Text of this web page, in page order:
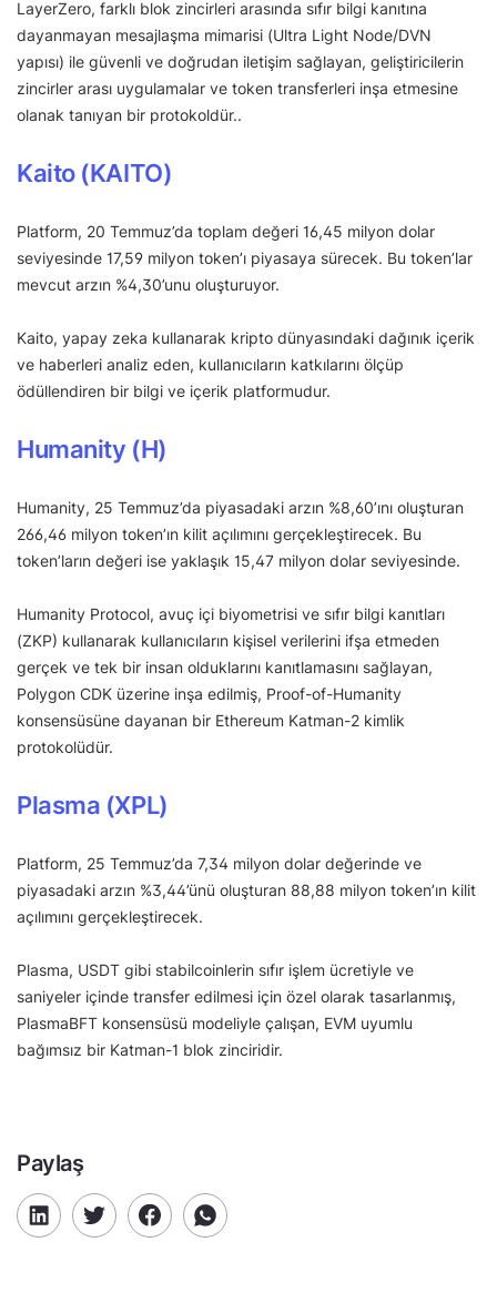
LayerZero, farklı blok zincirleri arasında sıfır bilgi kanıtına
dayanmayan mesajlaşma mimarisi (Ultra Light Node/DVN
yapısı) ile güvenli ve doğrudan iletişim sağlayan, geliştiricilerin
zincirler arası uygulamalar ve token transferleri inşa etmesine
olanak tanıyan bir protokoldür..
Kaito (KAITO)
Platform, 20 Temmuz’da toplam değeri 16,45 milyon dolar
seviyesinde 17,59 milyon token’ı piyasaya sürecek. Bu token’lar
mevcut arzın %4,30’unu oluşturuyor.
Kaito, yapay zeka kullanarak kripto dünyasındaki dağınık içerik
ve haberleri analiz eden, kullanıcıların katkılarını ölçüp
ödüllendiren bir bilgi ve içerik platformudur.
Humanity (H)
Humanity, 25 Temmuz’da piyasadaki arzın %8,60’ını oluşturan
266,46 milyon token’ın kilit açılımını gerçekleştirecek. Bu
token’ların değeri ise yaklaşık 15,47 milyon dolar seviyesinde.
Humanity Protocol, avuç içi biyometrisi ve sıfır bilgi kanıtları
(ZKP) kullanarak kullanıcıların kişisel verilerini ifşa etmeden
gerçek ve tek bir insan olduklarını kanıtlamasını sağlayan,
Polygon CDK üzerine inşa edilmiş, Proof-of-Humanity
konsensüsüne dayanan bir Ethereum Katman-2 kimlik
protokolüdür.
Plasma (XPL)
Platform, 25 Temmuz’da 7,34 milyon dolar değerinde ve
piyasadaki arzın %3,44’ünü oluşturan 88,88 milyon token’ın kilit
açılımını gerçekleştirecek.
Plasma, USDT gibi stabilcoinlerin sıfır işlem ücretiyle ve
saniyeler içinde transfer edilmesi için özel olarak tasarlanmış,
PlasmaBFT konsensüsü modeliyle çalışan, EVM uyumlu
bağımsız bir Katman-1 blok zinciridir.
Paylaş